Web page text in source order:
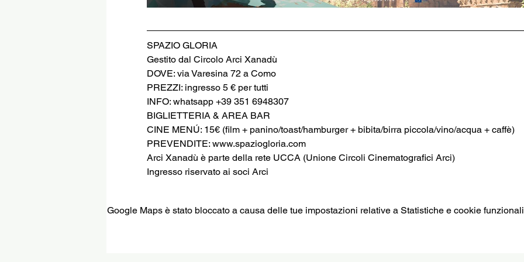
SPAZIO GLORIA
Gestito dal Circolo Arci Xanadù
DOVE: via Varesina 72 a Como
PREZZI: ingresso 5 € per tutti
INFO: whatsapp +39 351 6948307
BIGLIETTERIA & AREA BAR
CINE MENÚ: 15€ (film + panino/toast/hamburger + bibita/birra piccola/vino/acqua + caffè)
PREVENDITE: www.spaziogloria.com
Arci Xanadù è parte della rete UCCA (Unione Circoli Cinematografici Arci)
Ingresso riservato ai soci Arci
Google Maps è stato bloccato a causa delle tue impostazioni relative a Statistiche e cookie